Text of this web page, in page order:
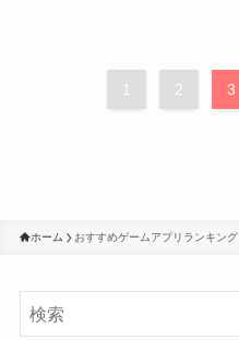
1 2 3
ホーム おすすめゲームアプリランキング